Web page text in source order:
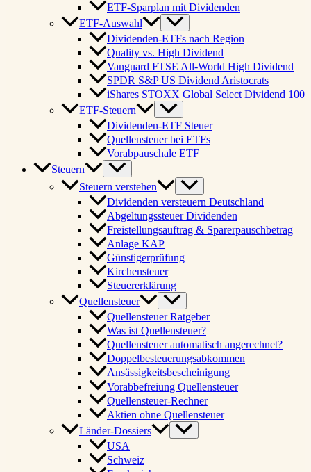
ETF-Sparplan mit Dividenden
ETF-Auswahl
Dividenden-ETFs nach Region
Quality vs. High Dividend
Vanguard FTSE All-World High Dividend
SPDR S&P US Dividend Aristocrats
iShares STOXX Global Select Dividend 100
ETF-Steuern
Dividenden-ETF Steuer
Quellensteuer bei ETFs
Vorabpauschale ETF
Steuern
Steuern verstehen
Dividenden versteuern Deutschland
Abgeltungssteuer Dividenden
Freistellungsauftrag & Sparerpauschbetrag
Anlage KAP
Günstigerprüfung
Kirchensteuer
Steuererklärung
Quellensteuer
Quellensteuer Ratgeber
Was ist Quellensteuer?
Quellensteuer automatisch angerechnet?
Doppelbesteuerungsabkommen
Ansässigkeitsbescheinigung
Vorabbefreiung Quellensteuer
Quellensteuer-Rechner
Aktien ohne Quellensteuer
Länder-Dossiers
USA
Schweiz